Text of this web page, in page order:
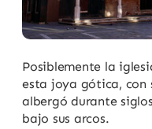
Posiblemente la
esta joya gótica, con
albergó durante
bajo sus arcos.